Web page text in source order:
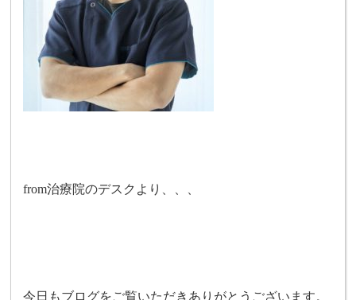
from治療院のデスクより、、、
今日もブログをご覧いただきありがとうございます。